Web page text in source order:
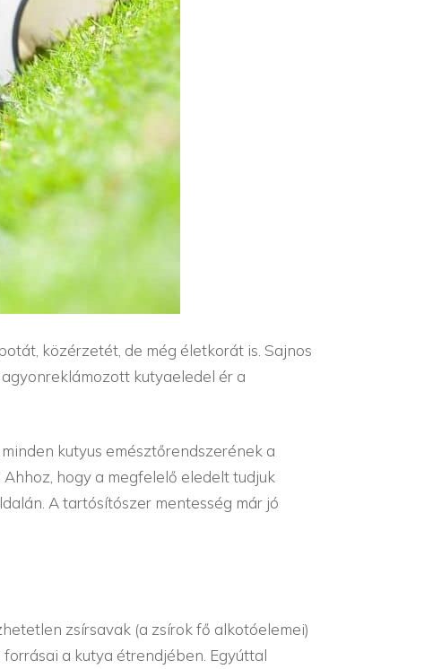
közérzetét, de még életkorát is. Sajnos
kutyaeledel ér a
kutyus emésztőrendszerének a
hogy a megfelelő eledelt tudjuk
A tartósítószer mentesség már jó
zsírsavak (a zsírok fő alkotóelemei)
a kutya étrendjében. Egyúttal